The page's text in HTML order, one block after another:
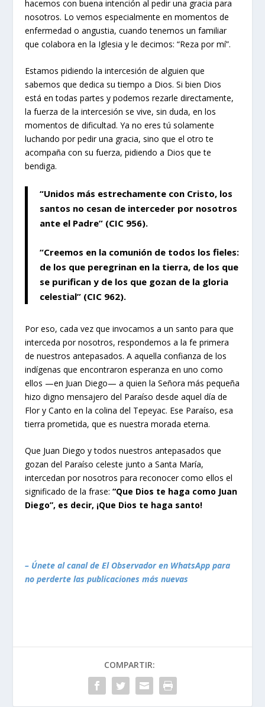
hacemos con buena intención al pedir una gracia para
nosotros. Lo vemos especialmente en momentos de
enfermedad o angustia, cuando tenemos un familiar
que colabora en la Iglesia y le decimos: “Reza por mí”.
Estamos pidiendo la intercesión de alguien que
sabemos que dedica su tiempo a Dios. Si bien Dios
está en todas partes y podemos rezarle directamente,
la fuerza de la intercesión se vive, sin duda, en los
momentos de dificultad. Ya no eres tú solamente
luchando por pedir una gracia, sino que el otro te
acompaña con su fuerza, pidiendo a Dios que te
bendiga.
“Unidos más estrechamente con Cristo, los
santos no cesan de interceder por nosotros
ante el Padre” (CIC 956).
“Creemos en la comunión de todos los fieles:
de los que peregrinan en la tierra, de los que
se purifican y de los que gozan de la gloria
celestial” (CIC 962).
Por eso, cada vez que invocamos a un santo para que
interceda por nosotros, respondemos a la fe primera
de nuestros antepasados. A aquella confianza de los
indígenas que encontraron esperanza en uno como
ellos —en Juan Diego— a quien la Señora más pequeña
hizo digno mensajero del Paraíso desde aquel día de
Flor y Canto en la colina del Tepeyac. Ese Paraíso, esa
tierra prometida, que es nuestra morada eterna.
Que Juan Diego y todos nuestros antepasados que
gozan del Paraíso celeste junto a Santa María,
intercedan por nosotros para reconocer como ellos el
significado de la frase:“Que Dios te haga como Juan
Diego”, es decir, ¡Que Dios te haga santo!
– Únete al canal de El Observador en WhatsApp para
no perderte las publicaciones más nuevas
COMPARTIR: